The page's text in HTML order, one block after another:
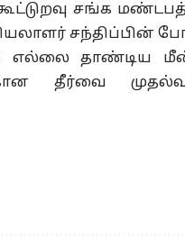
சங்க
சந்திப்பின்
தாண்டிய
தீர்வை